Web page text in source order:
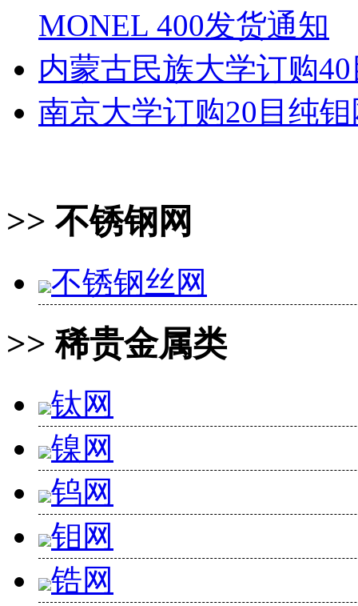
MONEL 400发货通知
内蒙古民族大学订购
南京大学订购20目纯
>> 不锈钢网
不锈钢丝网
>> 稀贵金属类
钛网
镍网
钨网
钼网
锆网